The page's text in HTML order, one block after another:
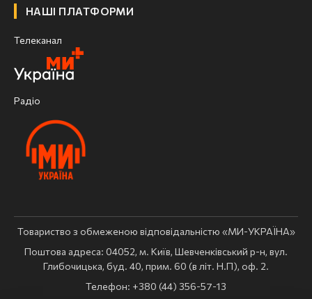
НАШІ ПЛАТФОРМИ
Телеканал
Радіо
Товариство з обмеженою відповідальністю «МИ-УКРАЇНА»
Поштова адреса: 04052, м. Київ, Шевченківський р-н, вул.
Глибочицька, буд. 40, прим. 60 (в літ. Н.П), оф. 2.
Телефон: +380 (44) 356-57-13